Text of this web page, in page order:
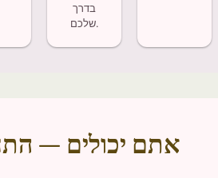
בדרך
שלכם.
אתם יכולים —